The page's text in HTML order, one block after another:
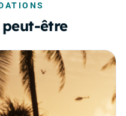
être